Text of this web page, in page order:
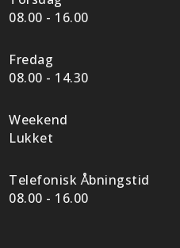
08.00 - 16.00
Fredag
08.00 - 14.30
Weekend
Lukket
Telefonisk Åbningstid
08.00 - 16.00